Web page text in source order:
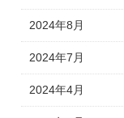
2024年8月
2024年7月
2024年4月